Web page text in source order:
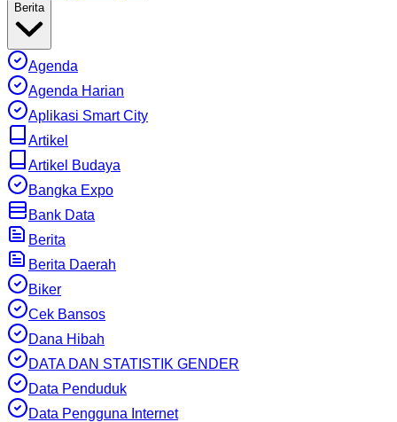
Berita
Agenda
Agenda Harian
Aplikasi Smart City
Artikel
Artikel Budaya
Bangka Expo
Bank Data
Berita
Berita Daerah
Biker
Cek Bansos
Dana Hibah
DATA DAN STATISTIK GENDER
Data Penduduk
Data Pengguna Internet